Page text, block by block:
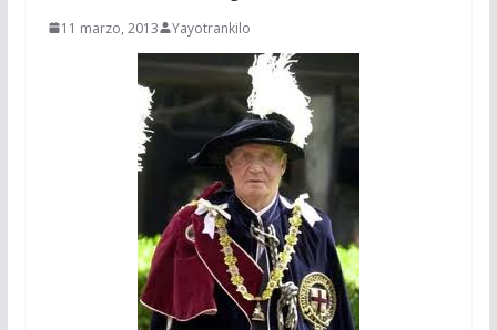
11 marzo, 2013 Yayotrankilo